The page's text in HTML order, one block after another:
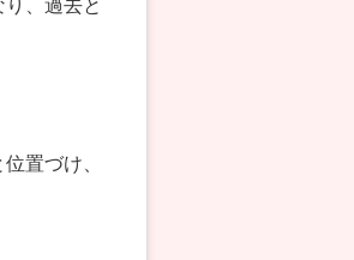
、過去と
置づけ、